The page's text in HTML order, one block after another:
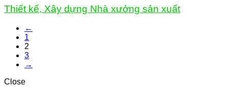
Thiết kế, Xây dựng Nhà xưởng sản xuất
←
1
2
3
→
Close